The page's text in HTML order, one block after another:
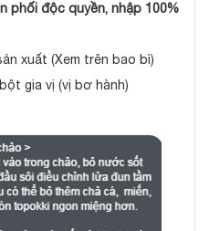
phối độc quyền, nhập 100%
xuất (Xem trên bao bì)
gia vị (vị bơ hành)